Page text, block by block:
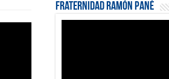
Fraternidad Ramón Pané